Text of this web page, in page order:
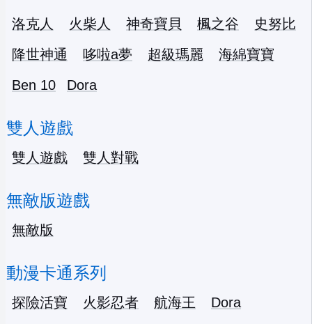
洛克人
火柴人 神奇寶貝 楓之谷
史努比
降世神通
哆啦a夢 超級瑪麗
海綿寶寶
Ben 10
Dora
雙人遊戲
雙人遊戲 雙人對戰
無敵版遊戲
無敵版
動漫卡通系列
探險活寶 火影忍者 航海王
Dora